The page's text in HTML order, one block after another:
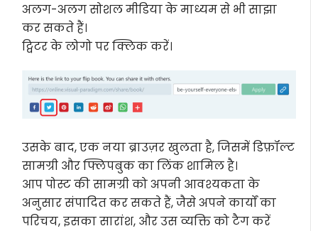
अलग-अलग सोशल मीडिया के माध्यम से भी साझा
कर सकते हैं।
ट्विटर के लोगो पर क्लिक करें।
उसके बाद, एक नया ब्राउज़र खुलता है, जिसमें डिफ़ॉल्ट
सामग्री और फ्लिपबुक का लिंक शामिल है।
आप पोस्ट की सामग्री को अपनी आवश्यकता के
अनुसार संपादित कर सकते हैं, जैसे अपने कार्यों का
परिचय, इसका सारांश, और उस व्यक्ति को टैग करें